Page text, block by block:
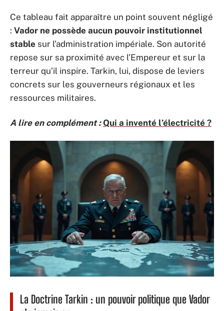
Ce tableau fait apparaître un point souvent négligé
: Vador ne possède aucun pouvoir institutionnel
stable sur l’administration impériale. Son autorité
repose sur sa proximité avec l’Empereur et sur la
terreur qu’il inspire. Tarkin, lui, dispose de leviers
concrets sur les gouverneurs régionaux et les
ressources militaires.
A lire en complément : Qui a inventé l’électricité ?
La Doctrine Tarkin : un pouvoir politique que Vador